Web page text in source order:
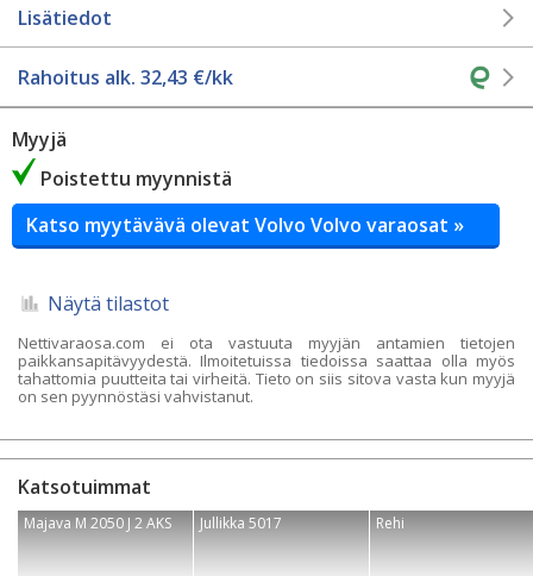
Lisätiedot
Rahoitus alk. 32,43 €/kk
Myyjä
Poistettu myynnistä
Katso myytävävä olevat Volvo Volvo varaosat »
Näytä tilastot
Nettivaraosa.com ei ota vastuuta myyjän antamien tietojen
paikkansapitävyydestä. Ilmoitetuissa tiedoissa saattaa olla myös
tahattomia puutteita tai virheitä. Tieto on siis sitova vasta kun myyjä
on sen pyynnöstäsi vahvistanut.
Katsotuimmat
Majava M 2050 J 2 AKS Jullikka 5017 Rehi